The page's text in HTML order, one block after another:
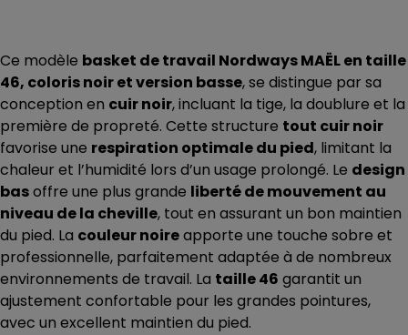
Ce modèle basket de travail Nordways MAËL en taille
46, coloris noir et version basse, se distingue par sa
conception en cuir noir, incluant la tige, la doublure et la
première de propreté. Cette structure tout cuir noir
favorise une respiration optimale du pied, limitant la
chaleur et l’humidité lors d’un usage prolongé. Le design
basoffre une plus grande liberté de mouvement au
niveau de la cheville, tout en assurant un bon maintien
du pied. La couleur noireapporte une touche sobre et
professionnelle, parfaitement adaptée à de nombreux
environnements de travail. La taille 46 garantit un
ajustement confortable pour les grandes pointures,
avec un excellent maintien du pied.